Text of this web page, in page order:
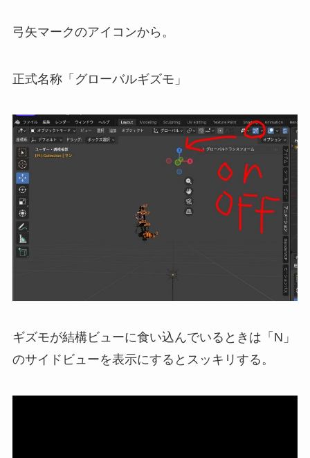
弓矢マークのアイコンから。
正式名称「グローバルギズモ」
ギズモが結構ビューに食い込んでいるときは「N」
のサイドビューを表示にするとスッキリする。